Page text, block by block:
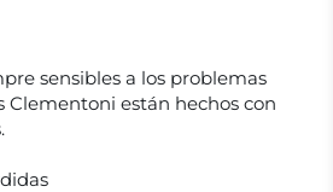
sensibles a los problemas
Clementoni están hechos con